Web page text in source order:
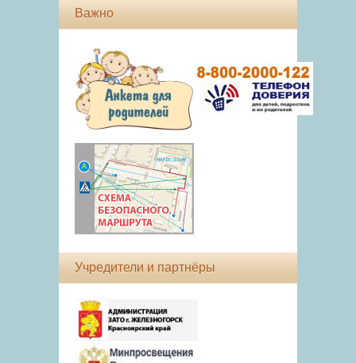
Важно
Учредители и партнёры